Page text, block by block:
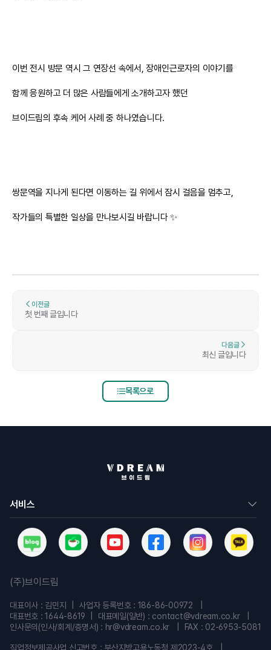
이번 전시 방문 역시 그 연장선 속에서, 장애인근로자의 이야기를
함께 응원하고 더 많은 사람들에게 소개하고자 했던
브이드림의 후속 케어 사례 중 하나였습니다.
쌍문역을 지나게 된다면 이동하는 길 위에서 잠시 걸음을 멈추고,
작가들의 특별한 일상을 만나보시길 바랍니다 ✨
이전글
첫 번째 글입니다
다음글
최신 글입니다
목록으로
서비스
(주)브이드림
대표이사 : 김민지
사업자 등록번호 : 186-86-00972
대표번호 : 1644-8619
대표메일(일반) : contact@vdream.co.kr
인사문의(인사/회계/증명서) : hr@vdream.co.kr
FAX : 02-6953-5081
직업정보제공사업 신고번호 : 부산지방고용노동청 제2023-4호